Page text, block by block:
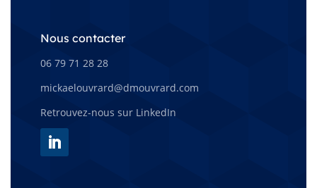
Nous contacter
06 79 71 28 28
mickaelouvrard@dmouvrard.com
Retrouvez-nous sur LinkedIn